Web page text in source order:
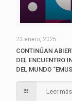
23 enero, 2025
CONTINÚAN
DEL ENCUENTRO
DEL MUNDO
Leer más